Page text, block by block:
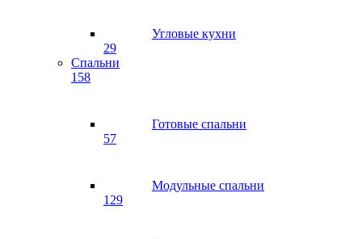
Угловые кухни
29
Спальни
158
Готовые спальни
57
Модульные спальни
129